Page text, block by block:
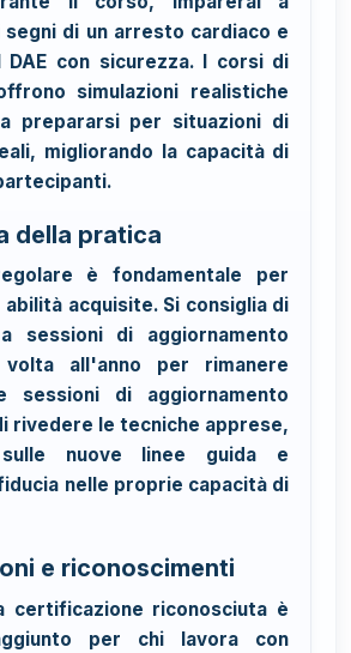
di un arresto cardiaco e
con sicurezza. I corsi di
simulazioni realistiche
prepararsi per situazioni di
migliorando la capacità di
della pratica
è fondamentale per
acquisite. Si consiglia di
sessioni di aggiornamento
volta all'anno per rimanere
sessioni di aggiornamento
rivedere le tecniche apprese,
sulle nuove linee guida e
nelle proprie capacità di
e riconoscimenti
certificazione riconosciuta è
per chi lavora con